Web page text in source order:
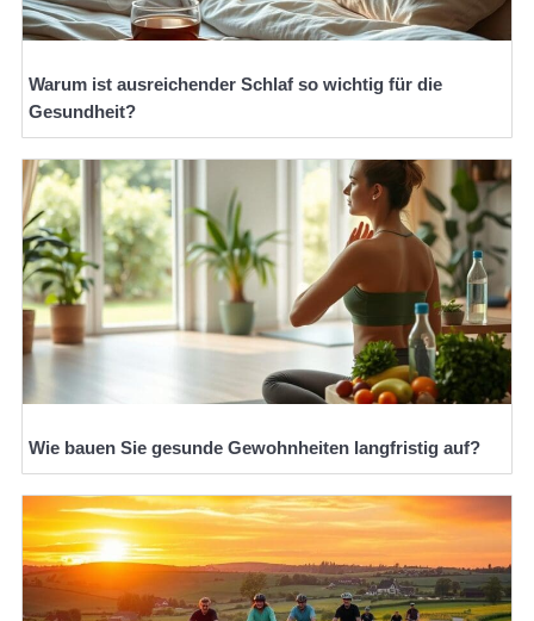
Warum ist ausreichender Schlaf so wichtig für die
Gesundheit?
Wie bauen Sie gesunde Gewohnheiten langfristig auf?